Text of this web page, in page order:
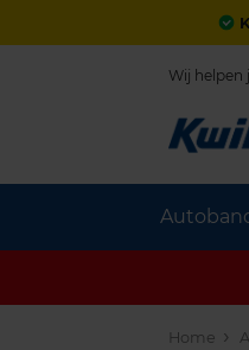
Wij helpen
Home